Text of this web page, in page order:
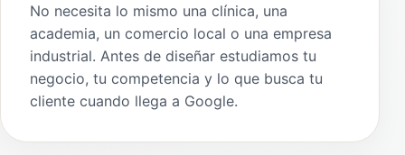
No necesita lo mismo una clínica, una
academia, un comercio local o una empresa
industrial. Antes de diseñar estudiamos tu
negocio, tu competencia y lo que busca tu
cliente cuando llega a Google.